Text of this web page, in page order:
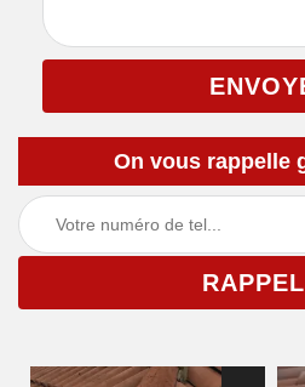
On vous rappelle